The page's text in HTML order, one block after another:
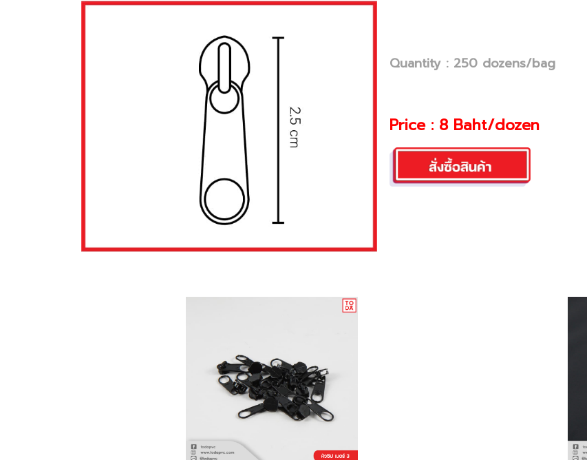
Quantity : 250 dozens/bag
Price : 8 Baht/dozen